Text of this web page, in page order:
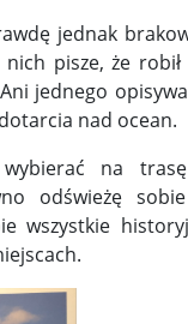
jednak
pisze, że robił
jednego
nad ocean.
na trasę
odświeżę
wszystkie